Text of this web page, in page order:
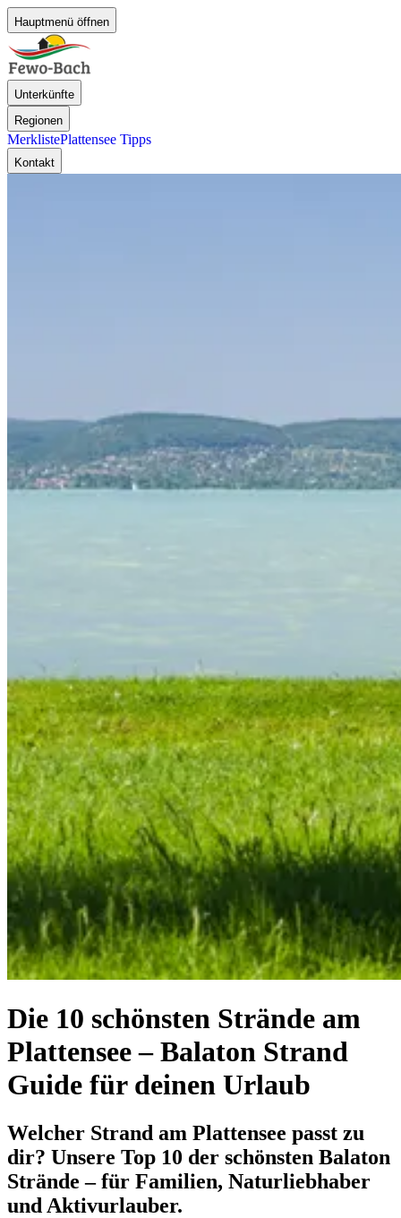
Hauptmenü öffnen
Unterkünfte
Regionen
MerklistePlattensee Tipps
Kontakt
Die 10 schönsten Strände am
Plattensee – Balaton Strand
Guide für deinen Urlaub
Welcher Strand am Plattensee passt zu
dir? Unsere Top 10 der schönsten Balaton
Strände – für Familien, Naturliebhaber
und Aktivurlauber.